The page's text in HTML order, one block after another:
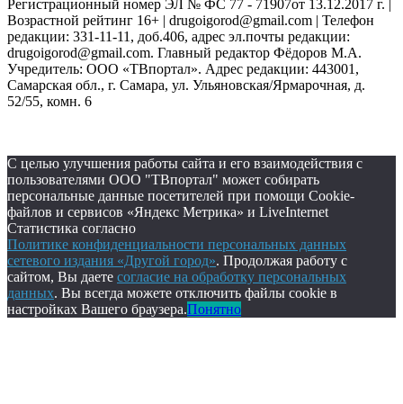
Регистрационный номер ЭЛ № ФС 77 - 71907от 13.12.2017 г. |
Возрастной рейтинг 16+ | drugoigorod@gmail.com | Телефон
редакции: 331-11-11, доб.406, адрес эл.почты редакции:
drugoigorod@gmail.com. Главный редактор Фёдоров М.А.
Учредитель: ООО «ТВпортал». Адрес редакции: 443001,
Самарская обл., г. Самара, ул. Ульяновская/Ярмарочная, д.
52/55, комн. 6
С целью улучшения работы сайта и его взаимодействия с
пользователями ООО "ТВпортал" может собирать
персональные данные посетителей при помощи Cookie-
файлов и сервисов «Яндекс Метрика» и LiveInternet
Статистика согласно
Политике конфиденциальности персональных данных
сетевого издания «Другой город». Продолжая работу с
сайтом, Вы даете согласие на обработку персональных
данных. Вы всегда можете отключить файлы cookie в
настройках Вашего браузера.Понятно